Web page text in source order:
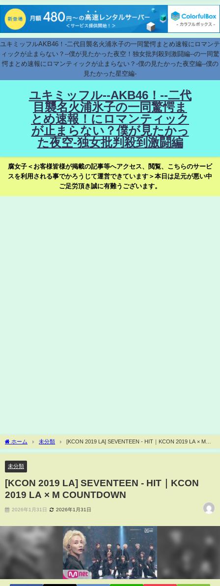
ユキミッフルAKB46！-二代目襲名火浦氷子の一同驚愕まとめ速報にロマンテ
ィックが止まらない？--僕が見たかった夜空！独女批判殺到激闘編--の一同驚
愕まとめ速報にロマンティックが止まらない？-僕の見たかった夜空編--僕の
見たかった星空編-
ユキミッフル--AKB46！--二代
目襲名火浦氷子の一同驚愕ま
とめ速報！にロマンティック
が止まらない？僕が見たかっ
た夜空-独女批判殺到激闘編
腐女子＜お客様皆様が掲載の記事等へアクセス、閲覧、こちらのサービ
スを利用される事でかろうじて運営できています＞本日は足元が悪い中
ご足労頂き誠に有難うございます。
ホーム 未分類
[KCON 2019 LA] SEVENTEEN - HIT｜KCON 2019 LA × M
COUNTDOWN
未分類
[KCON 2019 LA] SEVENTEEN - HIT｜KCON
2019 LA × M COUNTDOWN
2026年1月31日 2026年1月31日